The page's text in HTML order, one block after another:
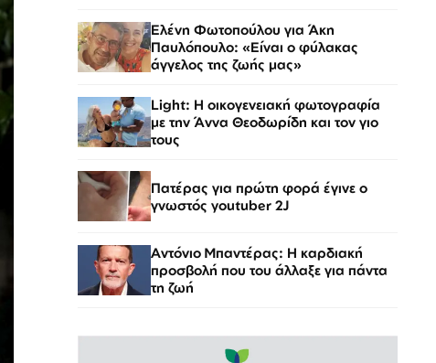
Ελένη Φωτοπούλου για Άκη
Παυλόπουλο: «Είναι ο φύλακας
άγγελος της ζωής μας»
Light: Η οικογενειακή φωτογραφία
με την Άννα Θεοδωρίδη και τον γιο
τους
Πατέρας για πρώτη φορά έγινε ο
γνωστός youtuber 2J
Αντόνιο Μπαντέρας: Η καρδιακή
προσβολή που του άλλαξε για πάντα
τη ζωή